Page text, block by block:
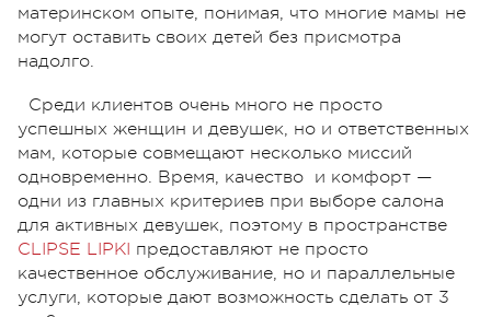
материнском опыте, понимая, что многие мамы не
могут оставить своих детей без присмотра
надолго.
Среди клиентов очень много не просто
успешных женщин и девушек, но и ответственных
мам, которые совмещают несколько миссий
одновременно. Время, качество и комфорт —
одни из главных критериев при выборе салона
для активных девушек, поэтому в пространстве
CLIPSE LIPKI предоставляют не просто
качественное обслуживание, но и параллельные
услуги, которые дают возможность сделать от 3